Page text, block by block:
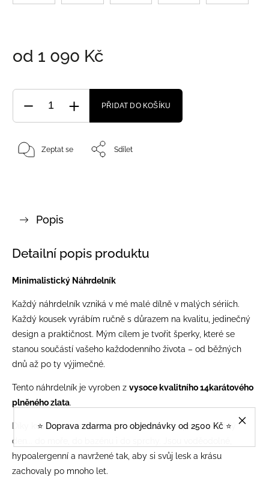
⭐️ Doprava zdarma pro objednávky od 2500 Kč ⭐️
od 1 090 Kč
PŘIDAT DO KOŠÍKU
Zeptat se Sdílet
Popis
Detailní popis produktu
Minimalistický Náhrdelník
Každý náhrdelník vzniká v mé malé dílně v malých sériích.
Každý kousek vyrábím ručně s důrazem na kvalitu, jedinečný
design a praktičnost. Mým cílem je tvořit šperky, které se
stanou součástí vašeho každodenního života – od běžných
dnů až po ty výjimečné.
Tento náhrdelník je vyroben z vysoce kvalitního 14karátového
plněného zlata.
Díky kvalitnímu materiálu ho můžete nosit opravdu každý
den... do moře, do bazénu i do sprchy. Jsou voděodolné,
hypoalergenní a navržené tak, aby si svůj lesk a krásu
zachovaly po mnoho let.